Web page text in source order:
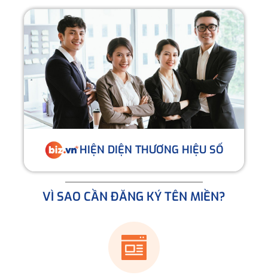
HIỆN DIỆN THƯƠNG HIỆU SỐ
VÌ SAO CẦN ĐĂNG KÝ TÊN MIỀN?